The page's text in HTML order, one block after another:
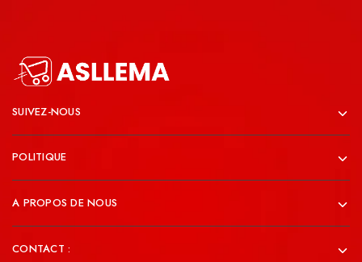
SUIVEZ-NOUS
POLITIQUE
A PROPOS DE NOUS
CONTACT :